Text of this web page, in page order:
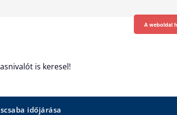
is keresel!
időjárása
A weboldal